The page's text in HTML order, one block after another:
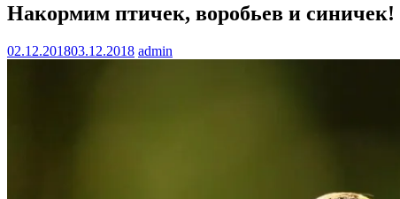
Накормим птичек, воробьев и синичек!
02.12.201803.12.2018 admin